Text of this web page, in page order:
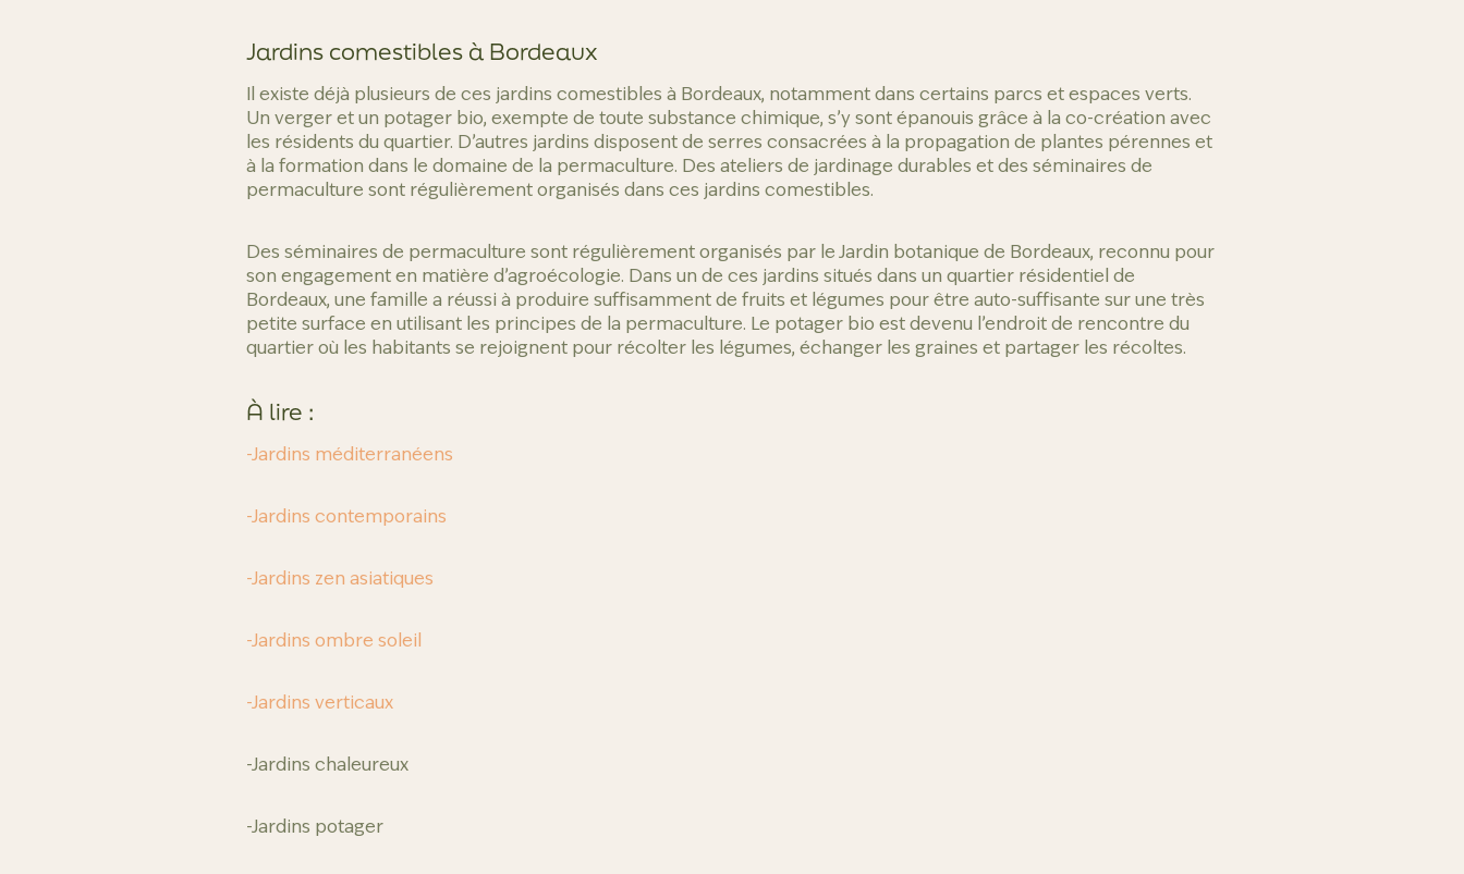
Jardins comestibles à Bordeaux
Il existe déjà plusieurs de ces jardins comestibles à Bordeaux, notamment dans certains parcs et espaces verts.
Un verger et un potager bio, exempte de toute substance chimique, s’y sont épanouis grâce à la co-création avec
les résidents du quartier. D’autres jardins disposent de serres consacrées à la propagation de plantes pérennes et
à la formation dans le domaine de la permaculture. Des ateliers de jardinage durables et des séminaires de
permaculture sont régulièrement organisés dans ces jardins comestibles.
Des séminaires de permaculture sont régulièrement organisés par le Jardin botanique de Bordeaux, reconnu pour
son engagement en matière d’agroécologie. Dans un de ces jardins situés dans un quartier résidentiel de
Bordeaux, une famille a réussi à produire suffisamment de fruits et légumes pour être auto-suffisante sur une très
petite surface en utilisant les principes de la permaculture. Le potager bio est devenu l’endroit de rencontre du
quartier où les habitants se rejoignent pour récolter les légumes, échanger les graines et partager les récoltes.
À lire :
-Jardins méditerranéens
-Jardins contemporains
-Jardins zen asiatiques
-Jardins ombre soleil
-Jardins verticaux
-Jardins chaleureux
-Jardins potager